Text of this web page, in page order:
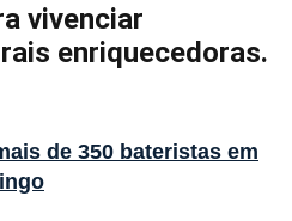
vivenciar
enriquecedoras.
de 350 bateristas em